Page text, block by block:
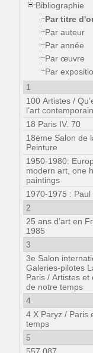
Bibliographie
Par titre
Par auteur
Par année
Par œuvre
Par
1
100 Artistes /
l’art
18 Paris IV. 70
18ème Salon de
Peinture
1950-1980:
modern art, one
paintings
1970-1975 : Paul
2
25 ans d’art en
1985
3
3e Salon
Galeries-pilotes
Paris / Artistes et
de notre temps
4
4 X Paryz / Paris en quatre
temps
5